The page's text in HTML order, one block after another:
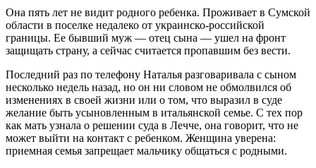
Она пять лет не видит родного ребенка. Проживает в Сумской
области в поселке недалеко от украинско-российской
границы. Ее бывший муж — отец сына — ушел на фронт
защищать страну, а сейчас считается пропавшим без вести.
Последний раз по телефону Наталья разговаривала с сыном
несколько недель назад, но он ни словом не обмолвился об
изменениях в своей жизни или о том, что выразил в суде
желание быть усыновленным в итальянской семье. С тех пор
как мать узнала о решении суда в Лечче, она говорит, что не
может выйти на контакт с ребенком. Женщина уверена:
приемная семья запрещает мальчику общаться с родными.